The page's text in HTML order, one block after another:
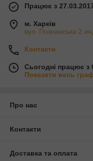
Працює з
м. Харків
вул. Познанська 2
Контакти
Сьогодні працює з
Показати весь
Про нас
Контакти
Доставка та оплата